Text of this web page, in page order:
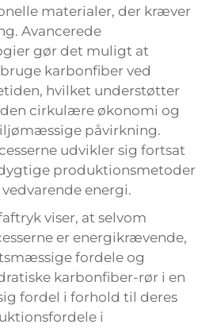
materialer, der kræver
Avancerede
gør det muligt at
karbonfiber ved
hvilket understøtter
cirkulære økonomi og
påvirkning.
udvikler sig fortsat
produktionsmetoder
energi.
viser, at selvom
er energikrævende,
fordele og
karbonfiber-rør i en
fordel i forhold til deres
i